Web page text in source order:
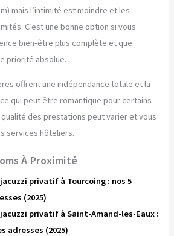
mais l’intimité est moindre et les
C’est une bonne option si vous
bien-être plus complète et que
priorité absolue.
offrent une indépendance totale et la
qui peut être romantique pour certains
des prestations peut varier et vous
services hôteliers.
À Proximité
privatif à Tourcoing : nos 5
(2025)
privatif à Saint-Amand-les-Eaux :
adresses (2025)